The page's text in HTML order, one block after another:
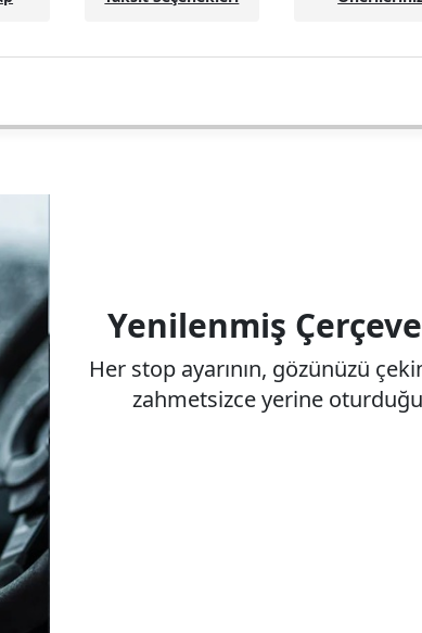
Pro ND Filtre
Yenilenmiş Çerçeve
Her stop ayarının, gözünüzü
zahmetsizce yerine